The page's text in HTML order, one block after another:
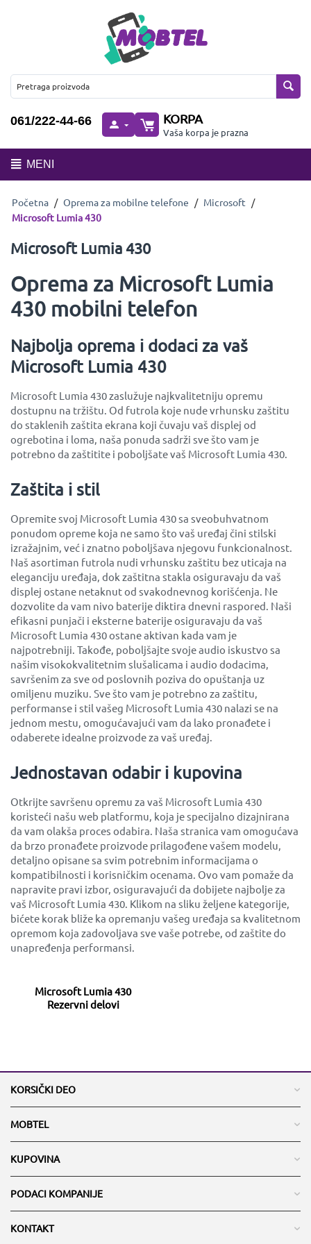
061/222-44-66 KORPA
Vaša korpa je prazna
MENI
Početna / Oprema za mobilne telefone / Microsoft /
Microsoft Lumia 430
Microsoft Lumia 430
Oprema za Microsoft Lumia
430 mobilni telefon
Najbolja oprema i dodaci za vaš
Microsoft Lumia 430
Microsoft Lumia 430 zaslužuje najkvalitetniju opremu
dostupnu na tržištu. Od futrola koje nude vrhunsku zaštitu
do staklenih zaštita ekrana koji čuvaju vaš displej od
ogrebotina i loma, naša ponuda sadrži sve što vam je
potrebno da zaštitite i poboljšate vaš Microsoft Lumia 430.
Zaštita i stil
Opremite svoj Microsoft Lumia 430 sa sveobuhvatnom
ponudom opreme koja ne samo što vaš uređaj čini stilski
izražajnim, već i znatno poboljšava njegovu funkcionalnost.
Naš asortiman futrola nudi vrhunsku zaštitu bez uticaja na
eleganciju uređaja, dok zaštitna stakla osiguravaju da vaš
displej ostane netaknut od svakodnevnog korišćenja. Ne
dozvolite da vam nivo baterije diktira dnevni raspored. Naši
efikasni punjači i eksterne baterije osiguravaju da vaš
Microsoft Lumia 430 ostane aktivan kada vam je
najpotrebniji. Takođe, poboljšajte svoje audio iskustvo sa
našim visokokvalitetnim slušalicama i audio dodacima,
savršenim za sve od poslovnih poziva do opuštanja uz
omiljenu muziku. Sve što vam je potrebno za zaštitu,
performanse i stil vašeg Microsoft Lumia 430 nalazi se na
jednom mestu, omogućavajući vam da lako pronađete i
odaberete idealne proizvode za vaš uređaj.
Jednostavan odabir i kupovina
Otkrijte savršenu opremu za vaš Microsoft Lumia 430
koristeći našu web platformu, koja je specijalno dizajnirana
da vam olakša proces odabira. Naša stranica vam omogućava
da brzo pronađete proizvode prilagođene vašem modelu,
detaljno opisane sa svim potrebnim informacijama o
kompatibilnosti i korisničkim ocenama. Ovo vam pomaže da
napravite pravi izbor, osiguravajući da dobijete najbolje za
vaš Microsoft Lumia 430. Klikom na sliku željene kategorije,
bićete korak bliže ka opremanju vašeg uređaja sa kvalitetnom
opremom koja zadovoljava sve vaše potrebe, od zaštite do
unapređenja performansi.
Microsoft Lumia 430
Rezervni delovi
KORSIČKI DEO
MOBTEL
KUPOVINA
PODACI KOMPANIJE
KONTAKT